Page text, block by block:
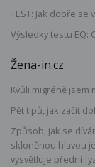
TEST: Jak dobře se
Výsledky testu EQ:
Žena-in.cz
Kvůli migréně jsem
Pět tipů, jak začít
Způsob, jak se
skloněnou hlavou
vysvětluje přední